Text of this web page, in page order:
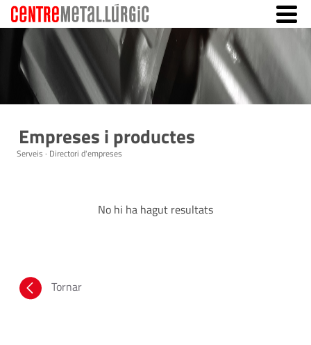
Empreses i productes
Serveis · Directori d'empreses
No hi ha hagut resultats
Tornar